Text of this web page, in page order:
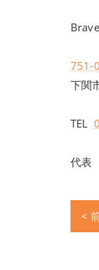
751-
下関
TEL
代
<